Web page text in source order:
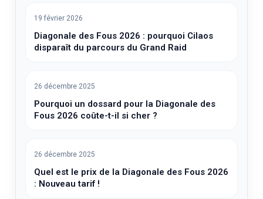
19 février 2026
Diagonale des Fous 2026 : pourquoi Cilaos
disparaît du parcours du Grand Raid
26 décembre 2025
Pourquoi un dossard pour la Diagonale des
Fous 2026 coûte-t-il si cher ?
26 décembre 2025
Quel est le prix de la Diagonale des Fous 2026
: Nouveau tarif !